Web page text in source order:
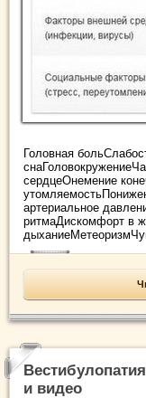
Головная
сердцеОнемение
артериальное
ритмаДискомфорт в
и видео